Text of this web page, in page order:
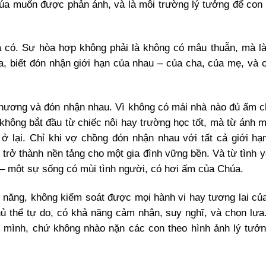
muốn được phản ánh, và là môi trường lý tưởng để
Sự hòa hợp không phải là không có mâu thuẫn, mà
biết đón nhận giới hạn của nhau – của cha, của mẹ, và
và đón nhận nhau. Vì không có mái nhà nào đủ ấm
bắt đầu từ chiếc nôi hay trường học tốt, mà từ ánh
lại. Chỉ khi vợ chồng đón nhận nhau với tất cả giới
thành nền tảng cho một gia đình vững bền. Và từ tình
một sự sống có mùi tình người, có hơi ấm của Chúa.
không kiểm soát được mọi hành vi hay tương lai
thể tự do, có khả năng cảm nhận, suy nghĩ, và chọn
chứ không nhào nặn các con theo hình ảnh lý